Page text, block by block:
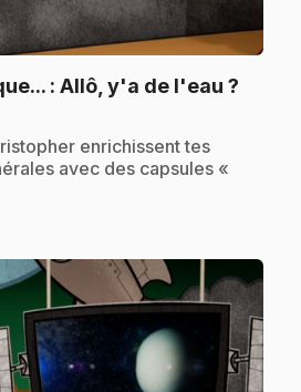
: Allô, y'a de l'eau ?
enrichissent tes
avec des capsules «